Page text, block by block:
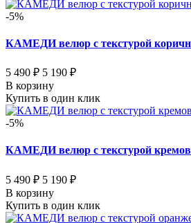
-5%
КАМЕДИ велюр с текстурой
5 490 ₽ 5 190 ₽
В корзину
Купить в один клик
-5%
КАМЕДИ велюр с текстурой
5 490 ₽ 5 190 ₽
В корзину
Купить в один клик